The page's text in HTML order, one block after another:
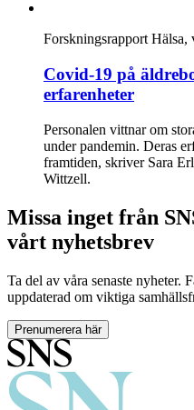
Forskningsrapport Hälsa,
Covid-19 på
erfarenheter
Personalen vittnar om
under pandemin. Deras
framtiden, skriver Sara
Wittzell.
Missa inget från
vårt nyhetsbrev
Ta del av våra senaste nyheter.
uppdaterad om viktiga
Prenumerera här